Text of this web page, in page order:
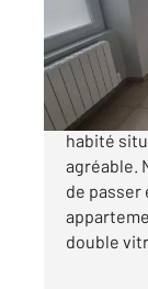
À vendre
habité
agréable.
de passer
double